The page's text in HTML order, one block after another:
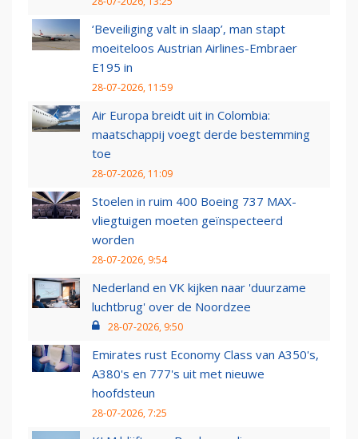
‘Beveiliging valt in slaap’, man stapt
moeiteloos Austrian Airlines-Embraer
E195 in
28-07-2026, 11:59
Air Europa breidt uit in Colombia:
maatschappij voegt derde bestemming
toe
28-07-2026, 11:09
Stoelen in ruim 400 Boeing 737 MAX-
vliegtuigen moeten geïnspecteerd
worden
28-07-2026, 9:54
Nederland en VK kijken naar 'duurzame
luchtbrug' over de Noordzee
28-07-2026, 9:50
Emirates rust Economy Class van A350's,
A380's en 777's uit met nieuwe
hoofdsteun
28-07-2026, 7:25